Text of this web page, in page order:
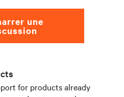
une
for products already